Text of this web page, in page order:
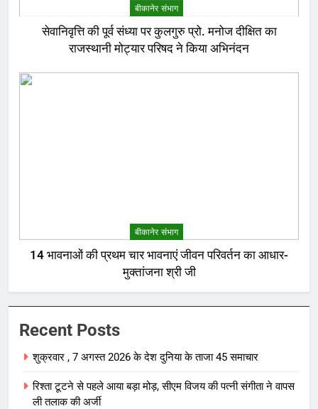
बीकानेर संभाग
सेवानिवृत्ति की पूर्व संध्या पर कुलगुरु प्रो. मनोज दीक्षित का
राजस्थानी मोट्यार परिषद ने किया अभिनंदन
बीकानेर संभाग
14 भावनाओं की प्रथम चार भावनाएं जीवन परिवर्तन का आधार-
मुक्तांजना श्री जी
Recent Posts
शुक्रवार , 7 अगस्त 2026 के देश दुनिया के ताजा 45 समाचार
रिश्ता टूटने से पहले आया बड़ा मोड़, सीएम विजय की पत्नी संगीता ने वापस
ली तलाक की अर्जी